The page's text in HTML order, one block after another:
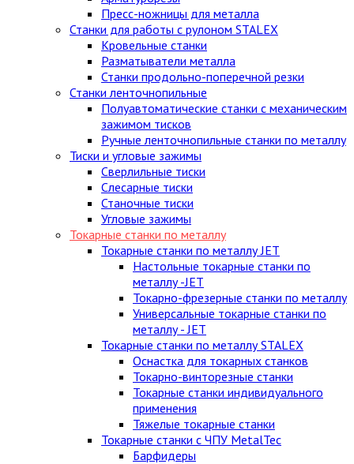
Пресс-ножницы для металла
Станки для работы с рулоном STALEX
Кровельные станки
Разматыватели металла
Станки продольно-поперечной резки
Станки ленточнопильные
Полуавтоматические станки с механическим
зажимом тисков
Ручные ленточнопильные станки по металлу
Тиски и угловые зажимы
Сверлильные тиски
Слесарные тиски
Станочные тиски
Угловые зажимы
Токарные станки по металлу
Токарные станки по металлу JET
Настольные токарные станки по
металлу -JET
Токарно-фрезерные станки по металлу
Универсальные токарные станки по
металлу - JET
Токарные станки по металлу STALEX
Оснастка для токарных станков
Токарно-винторезные станки
Токарные станки индивидуального
применения
Тяжелые токарные станки
Токарные станки с ЧПУ MetalTec
Барфидеры